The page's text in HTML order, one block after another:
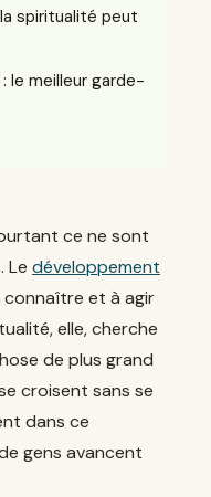
spiritualité peut
: le meilleur garde-
ce ne sont
Le développement
connaître et à agir
elle, cherche
de plus grand
croisent sans se
dans ce
gens avancent